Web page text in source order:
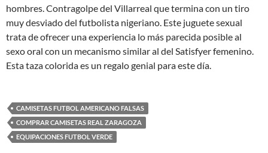
hombres. Contragolpe del Villarreal que termina con un tiro
muy desviado del futbolista nigeriano. Este juguete sexual
trata de ofrecer una experiencia lo más parecida posible al
sexo oral con un mecanismo similar al del Satisfyer femenino.
Esta taza colorida es un regalo genial para este día.
CAMISETAS FUTBOL AMERICANO FALSAS
COMPRAR CAMISETAS REAL ZARAGOZA
EQUIPACIONES FUTBOL VERDE